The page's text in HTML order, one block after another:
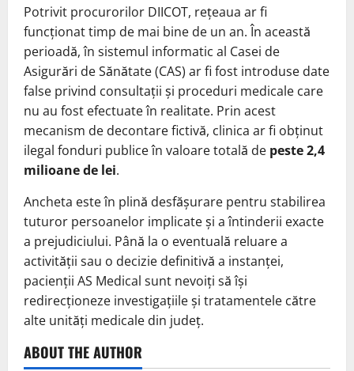
Potrivit procurorilor DIICOT, rețeaua ar fi
funcționat timp de mai bine de un an. În această
perioadă, în sistemul informatic al Casei de
Asigurări de Sănătate (CAS) ar fi fost introduse date
false privind consultații și proceduri medicale care
nu au fost efectuate în realitate. Prin acest
mecanism de decontare fictivă, clinica ar fi obținut
ilegal fonduri publice în valoare totală de peste 2,4
milioane de lei.
Ancheta este în plină desfășurare pentru stabilirea
tuturor persoanelor implicate și a întinderii exacte
a prejudiciului. Până la o eventuală reluare a
activității sau o decizie definitivă a instanței,
pacienții AS Medical sunt nevoiți să își
redirecționeze investigațiile și tratamentele către
alte unități medicale din județ.
ABOUT THE AUTHOR